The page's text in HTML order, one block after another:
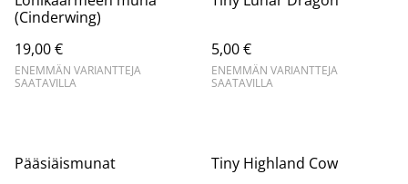
(Cinderwing)
19,00 €
ENEMMÄN VARIANTTEJA
SAATAVILLA
5,00 €
ENEMMÄN VARIANTTEJA
SAATAVILLA
Pääsiäismunat
Tiny Highland Cow